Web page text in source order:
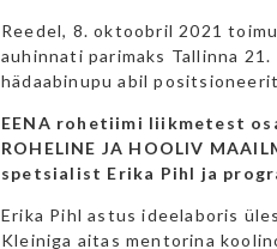
Reedel, 8. oktoobril 2021
auhinnati parimaks Tallinna
hädaabinupu abil
EENA rohetiimi liikmetest
ROHELINE JA HOOLIV
spetsialist Erika Pihl ja
Erika Pihl astus ideelaboris
Kleiniga aitas mentorina